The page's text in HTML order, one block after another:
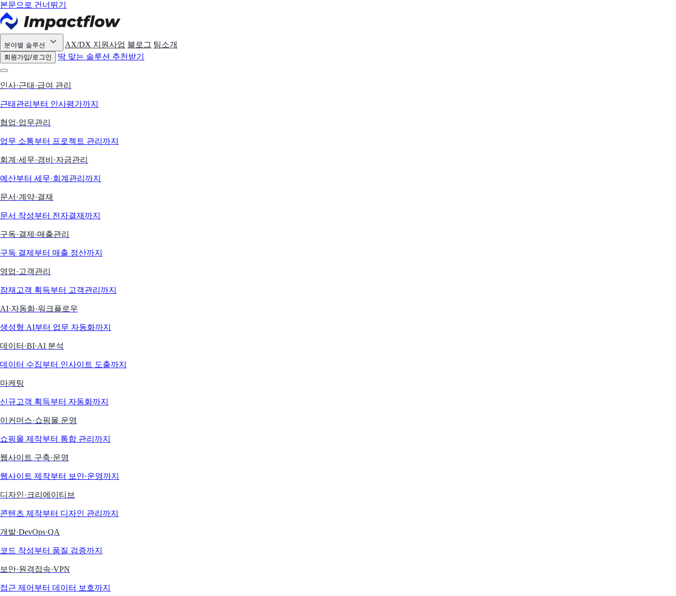
본문으로 건너뛰기
분야별 솔루션 AX/DX 지원사업 블로그 팀소개
회원가입/로그인 딱 맞는 솔루션 추천받기
인사·근태·급여 관리
근태관리부터 인사평가까지
협업·업무관리
업무 소통부터 프로젝트 관리까지
회계·세무·경비·자금관리
예산부터 세무·회계관리까지
문서·계약·결재
문서 작성부터 전자결재까지
구독·결제·매출관리
구독 결제부터 매출 정산까지
영업·고객관리
잠재고객 획득부터 고객관리까지
AI·자동화·워크플로우
생성형 AI부터 업무 자동화까지
데이터·BI·AI 분석
데이터 수집부터 인사이트 도출까지
마케팅
신규고객 획득부터 자동화까지
이커머스·쇼핑몰 운영
쇼핑몰 제작부터 통합 관리까지
웹사이트 구축·운영
웹사이트 제작부터 보안·운영까지
디자인·크리에이티브
콘텐츠 제작부터 디자인 관리까지
개발·DevOps·QA
코드 작성부터 품질 검증까지
보안·원격접속·VPN
접근 제어부터 데이터 보호까지